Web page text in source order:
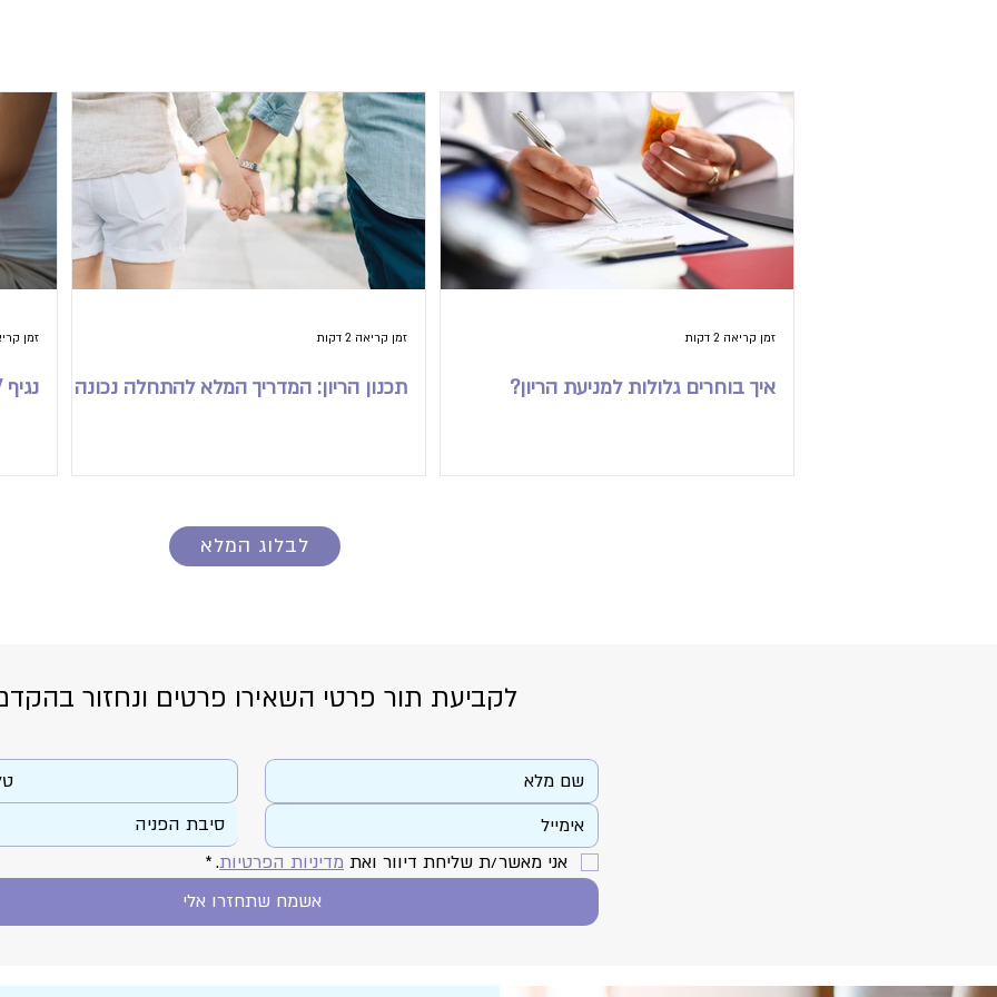
איך בוחרים גלולות למניעת הריון?
זמן קריאה 2 דקות
תכנון הריון: המדריך המלא להתחלה נכונה
זמן קריאה 2 דקות
נגיף CMV בהריון: כל מה שחשוב לדעת
זמן קריאה
לבלוג המלא
לקביעת תור פרטי השאירו פרטים ונחזור
סיבת הפניה
אני מאשר/ת שליחת דיוור ואת מדיניות הפרטיות.
*
אשמח שתחזרו אלי